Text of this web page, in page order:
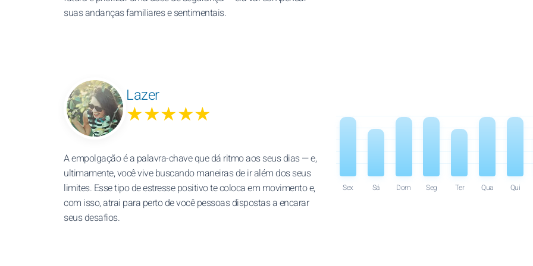
suas andanças familiares e sentimentais.
Lazer
★★★★★
A empolgação é a palavra-chave que dá ritmo aos seus dias — e,
ultimamente, você vive buscando maneiras de ir além dos seus
limites. Esse tipo de estresse positivo te coloca em movimento e,
com isso, atrai para perto de você pessoas dispostas a encarar
seus desafios.
Sex Sá Dom Seg Ter Qua Qui